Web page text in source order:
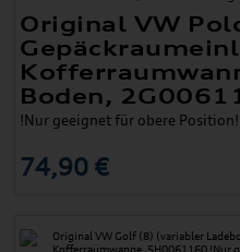
Original VW
Boden,
!Nur geeignet für obere Position!
74,90 €